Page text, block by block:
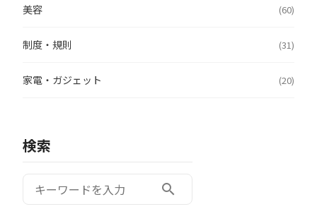
美容 (60)
制度・規則 (31)
家電・ガジェット (20)
検索
検索: search